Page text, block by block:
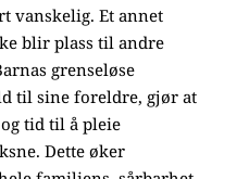
vanskelig. Et annet
blir plass til andre
grenseløse
til sine foreldre, gjør at
tid til å pleie
Dette øker